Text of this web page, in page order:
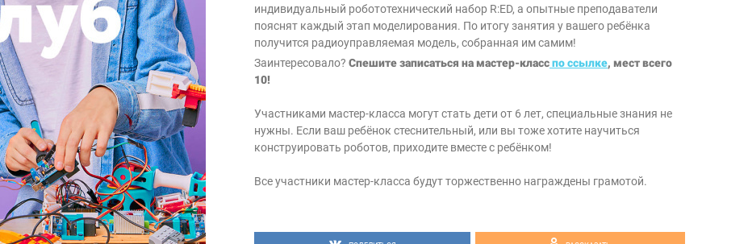
индивидуальный робототехнический набор R:ED, а опытные преподаватели
пояснят каждый этап моделирования. По итогу занятия у вашего ребёнка
получится радиоуправляемая модель, собранная им самим!
Заинтересовало? Спешите записаться на мастер-класспо ссылке, мест всего
10!
Участниками мастер-класса могут стать дети от 6 лет, специальные знания не
нужны. Если ваш ребёнок стеснительный, или вы тоже хотите научиться
конструировать роботов, приходите вместе с ребёнком!
Все участники мастер-класса будут торжественно награждены грамотой.